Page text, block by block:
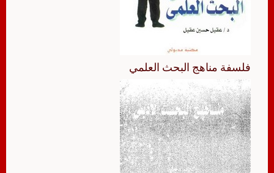
فلسفة مناهج البحث العلمي